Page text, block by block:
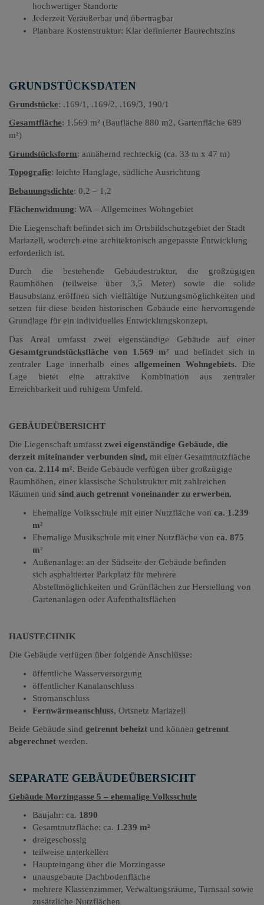
hochwertiger Standorte
Jederzeit Veräußerbar und übertragbar
Planbare Kostenstruktur: Klar definierter Baurechtszins
GRUNDSTÜCKSDATEN
Grundstücke: .169/1, .169/2, .169/3, 190/1
Gesamtfläche: 1.569 m² (Baufläche 880 m2, Gartenfläche 689
m²)
Grundstücksform: annähernd rechteckig (ca. 33 m x 47 m)
Topografie: leichte Hanglage, südliche Ausrichtung
Bebauungsdichte: 0,2 – 1,2
Flächenwidmung: WA – Allgemeines Wohngebiet
Die Liegenschaft befindet sich im Ortsbildschutzgebiet der Stadt
Mariazell, wodurch eine architektonisch angepasste Entwicklung
erforderlich ist.
Durch die bestehende Gebäudestruktur, die großzügigen
Raumhöhen (teilweise über 3,5 Meter) sowie die solide
Bausubstanz eröffnen sich vielfältige Nutzungsmöglichkeiten und
setzen für diese beiden historischen Gebäude eine hervorragende
Grundlage für ein individuelles Entwicklungskonzept.
Das Areal umfasst zwei eigenständige Gebäude auf einer
Gesamtgrundstücksfläche von 1.569 m² und befindet sich in
zentraler Lage innerhalb eines allgemeinen Wohngebiets. Die
Lage bietet eine attraktive Kombination aus zentraler
Erreichbarkeit und ruhigem Umfeld.
GEBÄUDEÜBERSICHT
Die Liegenschaft umfasst zwei eigenständige Gebäude, die
derzeit miteinander verbunden sind, mit einer Gesamtnutzfläche
von ca. 2.114 m². Beide Gebäude verfügen über großzügige
Raumhöhen, einer klassische Schulstruktur mit zahlreichen
Räumen und sind auch getrennt voneinander zu erwerben.
Ehemalige Volksschule mit einer Nutzfläche von ca. 1.239
m²
Ehemalige Musikschule mit einer Nutzfläche von ca. 875
m²
Außenanlage: an der Südseite der Gebäude befinden
sich asphaltierter Parkplatz für mehrere
Abstellmöglichkeiten und Grünflächen zur Herstellung von
Gartenanlagen oder Aufenthaltsflächen
HAUSTECHNIK
Die Gebäude verfügen über folgende Anschlüsse:
öffentliche Wasserversorgung
öffentlicher Kanalanschluss
Stromanschluss
Fernwärmeanschluss, Ortsnetz Mariazell
Beide Gebäude sind getrennt beheizt und können getrennt
abgerechnet werden.
SEPARATE GEBÄUDEÜBERSICHT
Gebäude Morzingasse 5 – ehemalige Volksschule
Baujahr: ca. 1890
Gesamtnutzfläche: ca. 1.239 m²
dreigeschossig
teilweise unterkellert
Haupteingang über die Morzingasse
unausgebaute Dachbodenfläche
mehrere Klassenzimmer, Verwaltungsräume, Turnsaal sowie
zusätzliche Nutzflächen